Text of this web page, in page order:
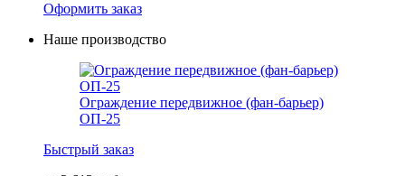
Оформить заказ
Наше производство
Ограждение передвижное (фан-барьер)
ОП-25
Быстрый заказ